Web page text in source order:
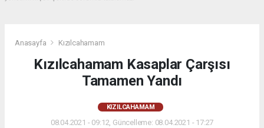
Anasayfa Kızılcahamam
Kızılcahamam Kasaplar Çarşısı
Tamamen Yandı
KIZILCAHAMAM
08.04.2021 - 09:12, Güncelleme: 08.04.2021 - 17:27